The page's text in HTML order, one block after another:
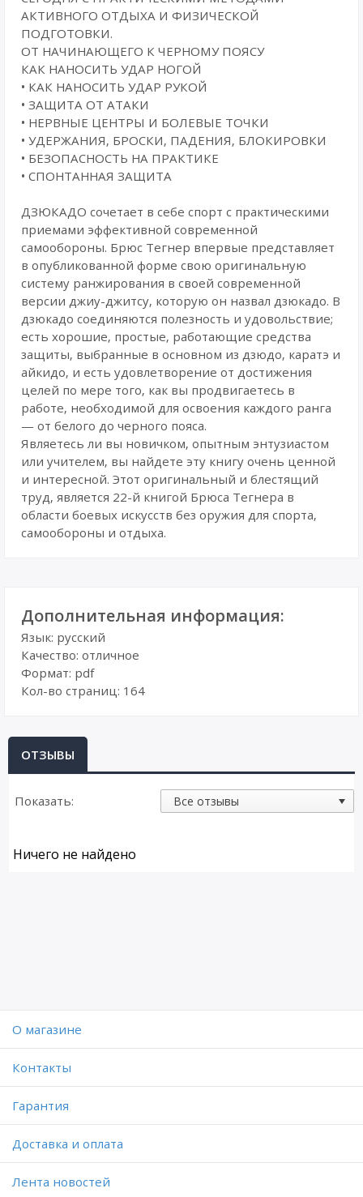
АКТИВНОГО ОТДЫХА И ФИЗИЧЕСКОЙ
ПОДГОТОВКИ.
ОТ НАЧИНАЮЩЕГО К ЧЕРНОМУ ПОЯСУ
КАК НАНОСИТЬ УДАР НОГОЙ
• КАК НАНОСИТЬ УДАР РУКОЙ
• ЗАЩИТА ОТ АТАКИ
• НЕРВНЫЕ ЦЕНТРЫ И БОЛЕВЫЕ ТОЧКИ
• УДЕРЖАНИЯ, БРОСКИ, ПАДЕНИЯ, БЛОКИРОВКИ
• БЕЗОПАСНОСТЬ НА ПРАКТИКЕ
• СПОНТАННАЯ ЗАЩИТА
ДЗЮКАДО сочетает в себе спорт с практическими
приемами эффективной современной
самообороны. Брюс Тегнер впервые представляет
в опубликованной форме свою оригинальную
систему ранжирования в своей современной
версии джиу-джитсу, которую он назвал дзюкадо. В
дзюкадо соединяются полезность и удовольствие;
есть хорошие, простые, работающие средства
защиты, выбранные в основном из дзюдо, каратэ и
айкидо, и есть удовлетворение от достижения
целей по мере того, как вы продвигаетесь в
работе, необходимой для освоения каждого ранга
— от белого до черного пояса.
Являетесь ли вы новичком, опытным энтузиастом
или учителем, вы найдете эту книгу очень ценной
и интересной. Этот оригинальный и блестящий
труд, является 22-й книгой Брюса Тегнера в
области боевых искусств без оружия для спорта,
самообороны и отдыха.
Дополнительная информация:
Язык: русский
Качество: отличное
Формат: pdf
Кол-во страниц: 164
ОТЗЫВЫ
Показать:
Ничего не найдено
O магазине
Контакты
Гарантия
Доставка и оплата
Лента новостей